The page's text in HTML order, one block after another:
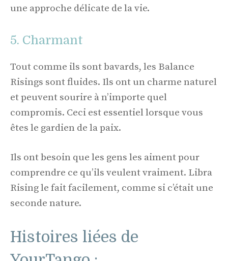
une approche délicate de la vie.
5. Charmant
Tout comme ils sont bavards, les Balance
Risings sont fluides. Ils ont un charme naturel
et peuvent sourire à n’importe quel
compromis. Ceci est essentiel lorsque vous
êtes le gardien de la paix.
Ils ont besoin que les gens les aiment pour
comprendre ce qu’ils veulent vraiment. Libra
Rising le fait facilement, comme si c’était une
seconde nature.
Histoires liées de